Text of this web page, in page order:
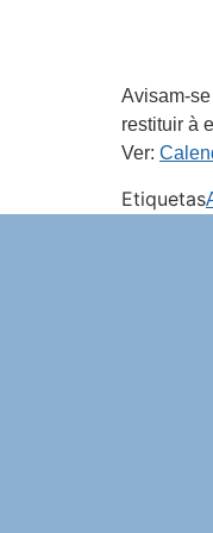
Avisam-
restituir à
Ver:
Etiquetas